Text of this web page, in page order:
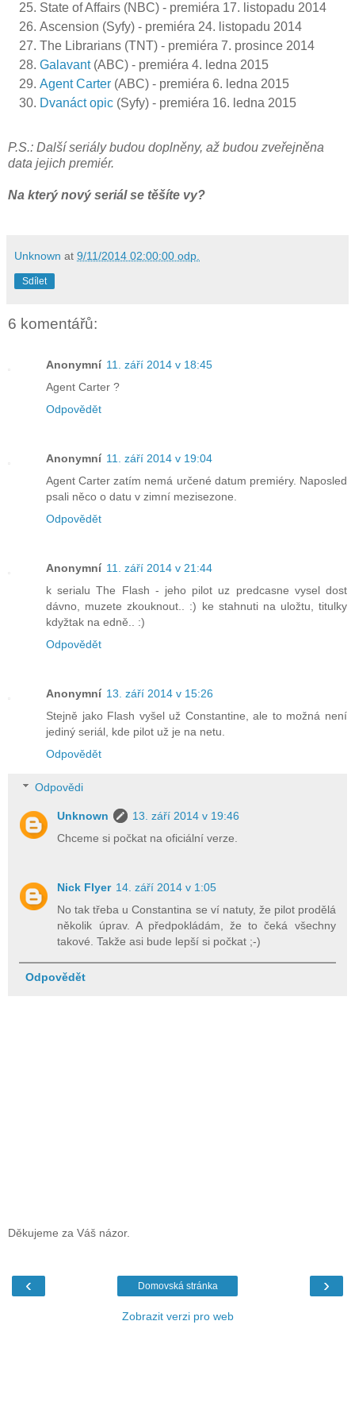
State of Affairs (NBC) - premiéra 17. listopadu 2014
Ascension (Syfy) - premiéra 24. listopadu 2014
The Librarians (TNT) - premiéra 7. prosince 2014
Galavant(ABC) - premiéra 4. ledna 2015
Agent Carter (ABC) - premiéra 6. ledna 2015
Dvanáct opic (Syfy) - premiéra 16. ledna 2015
P.S.: Další seriály budou doplněny, až budou zveřejněna
data jejich premiér.
Na který nový seriál se těšíte vy?
Unknown at 9/11/2014 02:00:00 odp.
Sdílet
6 komentářů:
Anonymní 11. září 2014 v 18:45
Agent Carter ?
Odpovědět
Anonymní 11. září 2014 v 19:04
Agent Carter zatím nemá určené datum premiéry. Naposled
psali něco o datu v zimní mezisezone.
Odpovědět
Anonymní 11. září 2014 v 21:44
k serialu The Flash - jeho pilot uz predcasne vysel dost
dávno, muzete zkouknout.. :) ke stahnuti na uložtu, titulky
kdyžtak na edně.. :)
Odpovědět
Anonymní 13. září 2014 v 15:26
Stejně jako Flash vyšel už Constantine, ale to možná není
jediný seriál, kde pilot už je na netu.
Odpovědět
Odpovědi
Unknown
13. září 2014 v 19:46
Chceme si počkat na oficiální verze.
Nick Flyer 14. září 2014 v 1:05
No tak třeba u Constantina se ví natuty, že pilot prodělá
několik úprav. A předpokládám, že to čeká všechny
takové. Takže asi bude lepší si počkat ;-)
Odpovědět
Děkujeme za Váš názor.
‹ ›
Domovská stránka
Zobrazit verzi pro web